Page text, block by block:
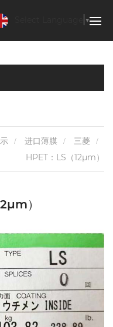
▼
进口薄膜
三菱
HPET：LS（12μm）
）